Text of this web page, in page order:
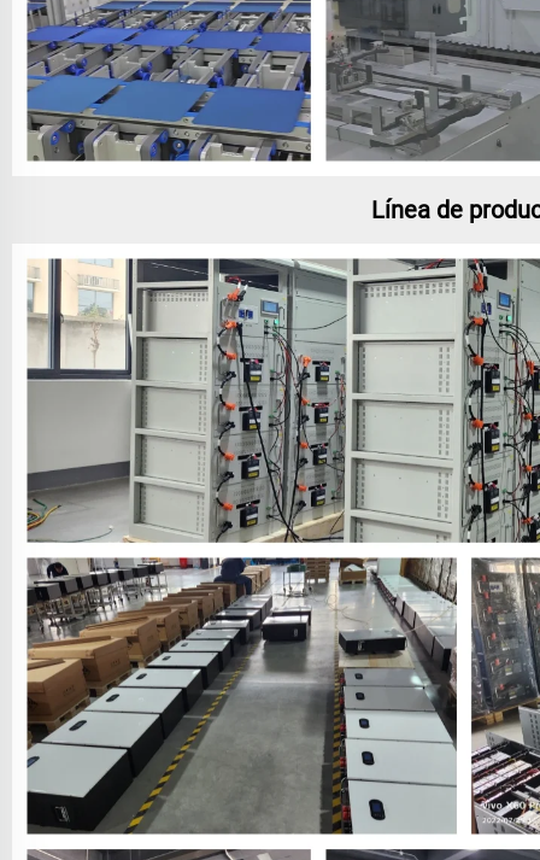
Línea de